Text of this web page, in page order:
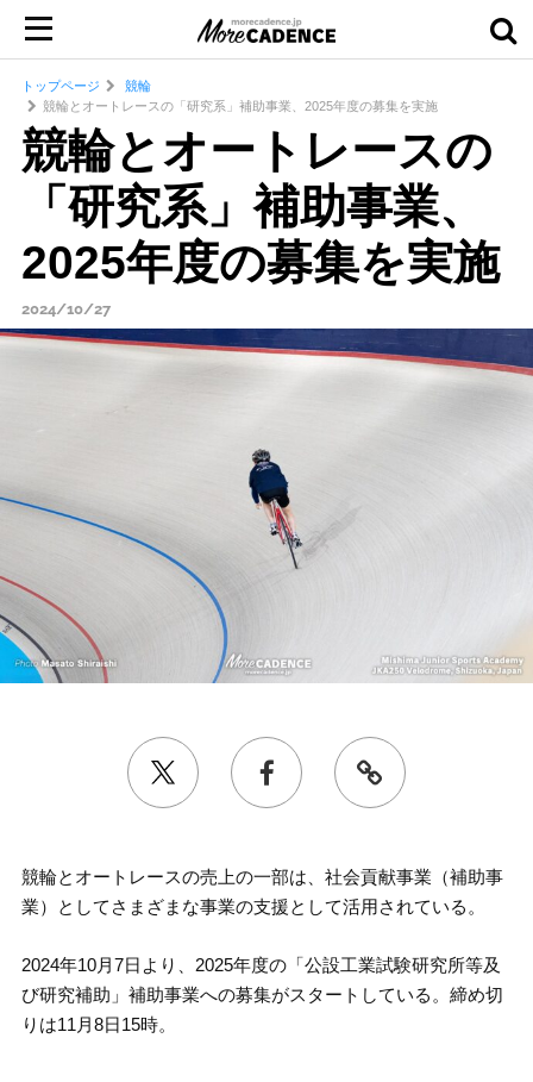
トップページ
競輪
競輪とオートレースの「研究系」補助事業、2025年度の募集を実施
競輪とオートレースの
「研究系」補助事業、
2025年度の募集を実施
2024/10/27
競輪とオートレースの売上の一部は、社会貢献事業（補助事
業）としてさまざまな事業の支援として活用されている。
2024年10月7日より、2025年度の「公設工業試験研究所等及
び研究補助」補助事業への募集がスタートしている。締め切
りは11月8日15時。